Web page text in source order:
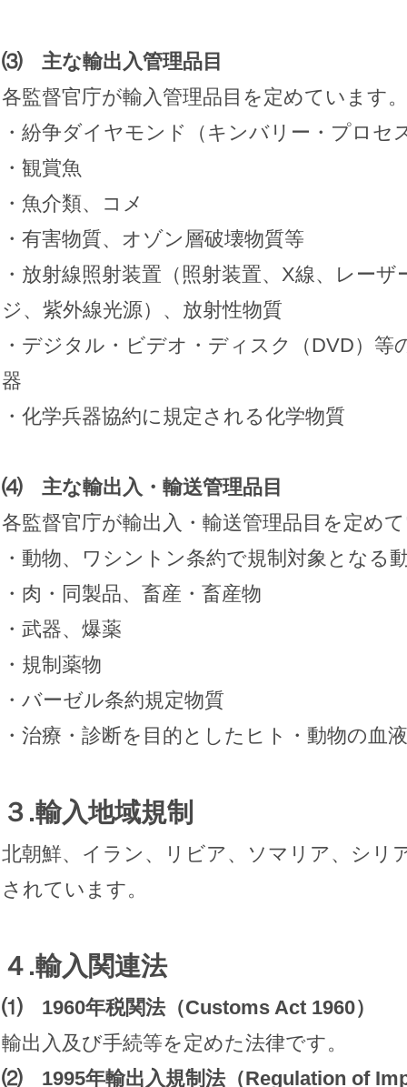
⑶ 主な輸出入管理品目
各監督官庁が輸入管理品目を定めています。
・紛争ダイヤモンド（キンバリー・プロセ
・観賞魚
・魚介類、コメ
・有害物質、オゾン層破壊物質等
・放射線照射装置（照射装置、X線、レー
ジ、紫外線光源）、放射性物質
・デジタル・ビデオ・ディスク（DVD）等
器
・化学兵器協約に規定される化学物質
⑷ 主な輸出入・輸送管理品目
各監督官庁が輸出入・輸送管理品目を定め
・動物、ワシントン条約で規制対象となる
・肉・同製品、畜産・畜産物
・武器、爆薬
・規制薬物
・バーゼル条約規定物質
・治療・診断を目的としたヒト・動物の血
​３.輸入地域規制
北朝鮮、イラン、リビア、ソマリア、シリ
されています。
４.輸入関連法
⑴ 1960年税関法（Customs Act 1960）
輸出入及び手続等を定めた法律です。
⑵ 1995年輸出入規制法（Regulation of